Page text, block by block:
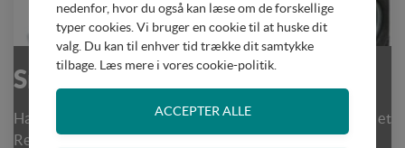
Sneskraber til din havetraktor?
Har du ikke en Remarc rider. Fortvivl ikke! Du kan nok få et
Remarc fejeblad til din traktor.
nedenfor, hvor du også kan læse om de forskellige
typer cookies. Vi bruger en cookie til at huske dit
valg. Du kan til enhver tid trække dit samtykke
tilbage. Læs mere i vores cookie-politik